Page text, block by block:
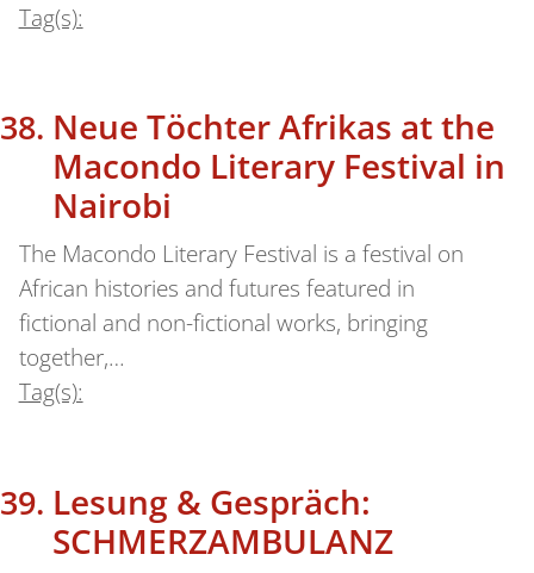
Tag(s):
Neue Töchter Afrikas at the
Macondo Literary Festival in
Nairobi
The Macondo Literary Festival is a festival on
African histories and futures featured in
fictional and non-fictional works, bringing
together,…
Tag(s):
Lesung & Gespräch:
SCHMERZAMBULANZ